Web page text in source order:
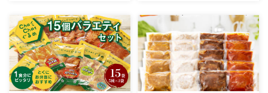
産牛 総菜 甲佐町【価格改定】X